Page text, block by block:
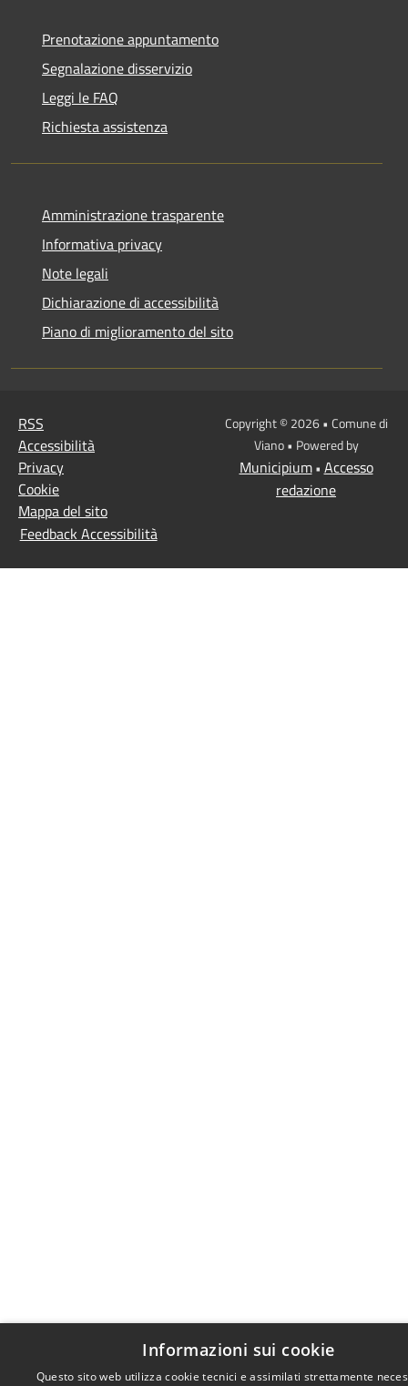
Prenotazione appuntamento
Segnalazione disservizio
Leggi le FAQ
Richiesta assistenza
Amministrazione trasparente
Informativa privacy
Note legali
Dichiarazione di accessibilità
Piano di miglioramento del sito
RSS
Accessibilità
Privacy
Cookie
Mappa del sito
Feedback Accessibilità
Copyright © 2026 • Comune di
Viano • Powered by
Municipium• Accesso
redazione
Informazioni sui cookie
Questo sito web utilizza cookie tecnici e assimilati strettamente